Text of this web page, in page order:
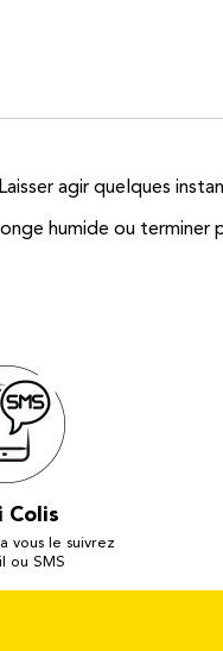
agir quelques
humide ou terminer
Colis
vous le suivrez
ou SMS